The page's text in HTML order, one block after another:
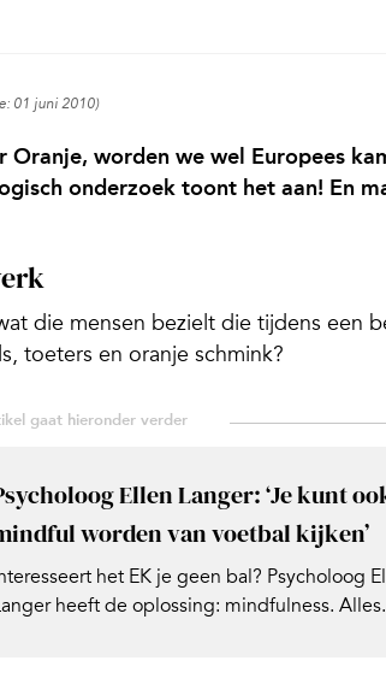
01 juni 2010)
Oranje, worden we wel Europees
onderzoek toont het aan! En
die mensen bezielt die tijdens een
toeters en oranje schmink?
Ellen Langer: ‘Je kunt
worden van voetbal kijken’
het EK je geen bal? Psycholoog
heeft de oplossing: mindfulness.